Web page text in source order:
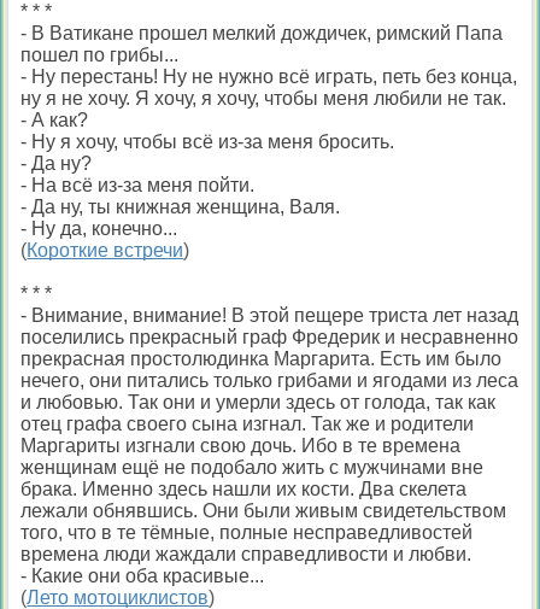
* * *
- В Ватикане прошел мелкий дождичек, римский Папа
пошел по грибы...
- Ну перестань! Ну не нужно всё играть, петь без конца,
ну я не хочу. Я хочу, я хочу, чтобы меня любили не так.
- А как?
- Ну я хочу, чтобы всё из-за меня бросить.
- Да ну?
- На всё из-за меня пойти.
- Да ну, ты книжная женщина, Валя.
- Ну да, конечно...
(Короткие встречи)
* * *
- Внимание, внимание! В этой пещере триста лет назад
поселились прекрасный граф Фредерик и несравненно
прекрасная простолюдинка Маргарита. Есть им было
нечего, они питались только грибами и ягодами из леса
и любовью. Так они и умерли здесь от голода, так как
отец графа своего сына изгнал. Так же и родители
Маргариты изгнали свою дочь. Ибо в те времена
женщинам ещё не подобало жить с мужчинами вне
брака. Именно здесь нашли их кости. Два скелета
лежали обнявшись. Они были живым свидетельством
того, что в те тёмные, полные несправедливостей
времена люди жаждали справедливости и любви.
- Какие они оба красивые...
(Лето мотоциклистов)